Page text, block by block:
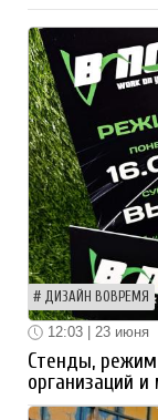
ДИЗАЙН ВОВРЕМЯ
12:03 | 23 июня
Стенды,
организаций и